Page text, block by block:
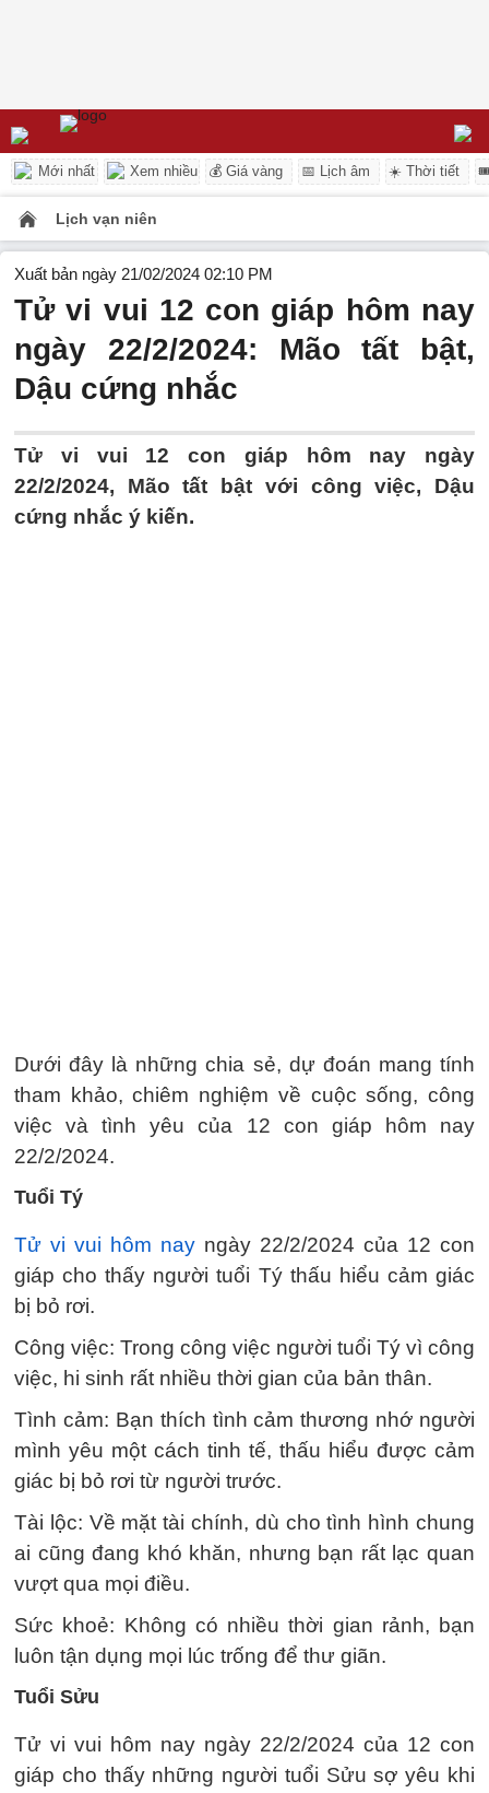
Mới nhất Xem nhiều 💰 Giá vàng 📅 Lịch âm ☀️ Thời tiết
Lịch vạn niên
Xuất bản ngày 21/02/2024 02:10 PM
Tử vi vui 12 con giáp hôm nay
ngày 22/2/2024: Mão tất bật,
Dậu cứng nhắc
Tử vi vui 12 con giáp hôm nay ngày
22/2/2024, Mão tất bật với công việc, Dậu
cứng nhắc ý kiến.
Dưới đây là những chia sẻ, dự đoán mang tính
tham khảo, chiêm nghiệm về cuộc sống, công
việc và tình yêu của 12 con giáp hôm nay
22/2/2024.
Tuổi Tý
Tử vi vui hôm nay ngày 22/2/2024 của 12 con
giáp cho thấy người tuổi Tý thấu hiểu cảm giác
bị bỏ rơi.
Công việc: Trong công việc người tuổi Tý vì công
việc, hi sinh rất nhiều thời gian của bản thân.
Tình cảm: Bạn thích tình cảm thương nhớ người
mình yêu một cách tinh tế, thấu hiểu được cảm
giác bị bỏ rơi từ người trước.
Tài lộc: Về mặt tài chính, dù cho tình hình chung
ai cũng đang khó khăn, nhưng bạn rất lạc quan
vượt qua mọi điều.
Sức khoẻ: Không có nhiều thời gian rảnh, bạn
luôn tận dụng mọi lúc trống để thư giãn.
Tuổi Sửu
Tử vi vui hôm nay ngày 22/2/2024 của 12 con
giáp cho thấy những người tuổi Sửu sợ yêu khi